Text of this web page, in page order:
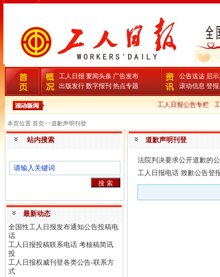
工人日报 要闻头条 广告发布
出版发行 数字报刊 热点专题
公告送达 启
滚动信息 登
工人日报公告专栏
本页位置:首页>>道歉声明刊登
站内搜索
最新动态
全国性工人日报发布通知公告投稿电
话
工人日报投稿联系电话 考核稿简讯
投
工人日报权威刊登各类公告-联系方
式
道歉声明刊登
法院判决要求公开道歉的
工人日报电话 致歉公告登